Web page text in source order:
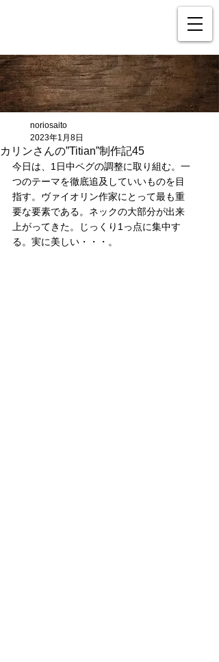
カリンさんの”Titian”制作記45
noriosaito
2023年1月8日
今日は、1日中ペグの調整に取り組む。一
つのテーマを徹底追及していいものを目
指す。ヴァイオリン作家にとって最も重
要な要素である。ネックの大部分が出来
上がってきた。じっくり1っ点に集中す
る。実に美しい・・・。